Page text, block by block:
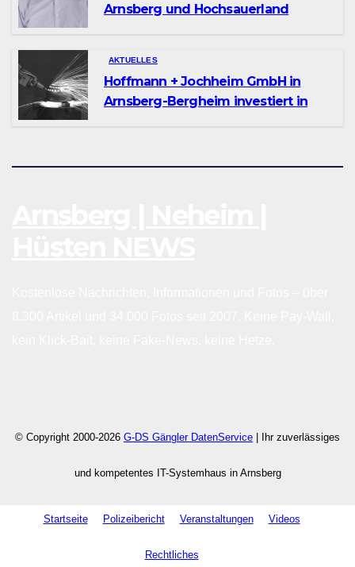
Arnsberg und Hochsauerland
AKTUELLES
Hoffmann + Jochheim GmbH in
Arnsberg-Bergheim investiert in
© Copyright 2000-2026 G-DS Gängler DatenService | Ihr zuverlässiges
und kompetentes IT-Systemhaus in Arnsberg
Startseite Polizeibericht Veranstaltungen Videos
Rechtliches